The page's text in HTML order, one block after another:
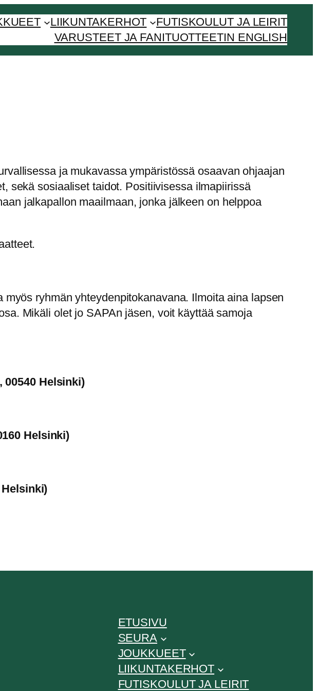
LIIKUNTAKERHOT
FUTISKOULUT JA LEIRIT
VARUSTEET JA FANITUOTTEETIN ENGLISH
ja mukavassa ympäristössä osaavan ohjaajan
sekä sosiaaliset taidot. Positiivisessa ilmapiirissä
jalkapallon maailmaan, jonka jälkeen on helppoa
ryhmän yhteydenpitokanavana. Ilmoita aina lapsen
Mikäli olet jo SAPAn jäsen, voit käyttää samoja
00540 Helsinki)
Helsinki)
Helsinki)
ETUSIVU
SEURA
JOUKKUEET
LIIKUNTAKERHOT
FUTISKOULUT JA LEIRIT